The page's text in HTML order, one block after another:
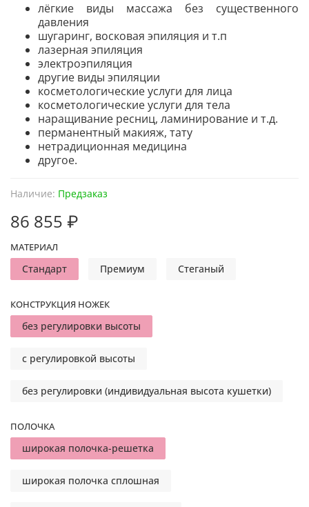
Наличие: Предзаказ
86 855 ₽
МАТЕРИАЛ
Стандарт Премиум Стеганый
КОНСТРУКЦИЯ НОЖЕК
без регулировки высоты
с регулировкой высоты
без регулировки (индивидуальная высота кушетки)
ПОЛОЧКА
широкая полочка-решетка
широкая полочка сплошная
лёгкие виды массажа без существенного
давления
шугаринг, восковая эпиляция и т.п
лазерная эпиляция
электроэпиляция
другие виды эпиляции
косметологические услуги для лица
косметологические услуги для тела
наращивание ресниц, ламинирование и т.д.
перманентный макияж, тату
нетрадиционная медицина
другое.